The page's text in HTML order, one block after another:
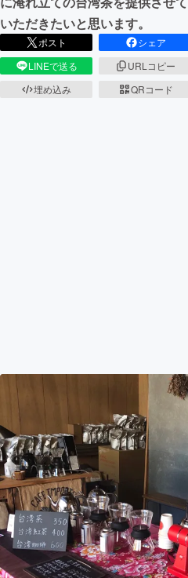
いただきたいと思います。
ポスト
シェア
LINEで送る
URLコピー
埋め込み
QRコード